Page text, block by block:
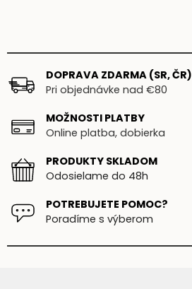
DOPRAVA ZDARMA (SR, ČR)
Pri objednávke nad €80
MOŽNOSTI PLATBY
Online platba, dobierka
PRODUKTY SKLADOM
Odosielame do 48h
POTREBUJETE POMOC?
Poradíme s výberom